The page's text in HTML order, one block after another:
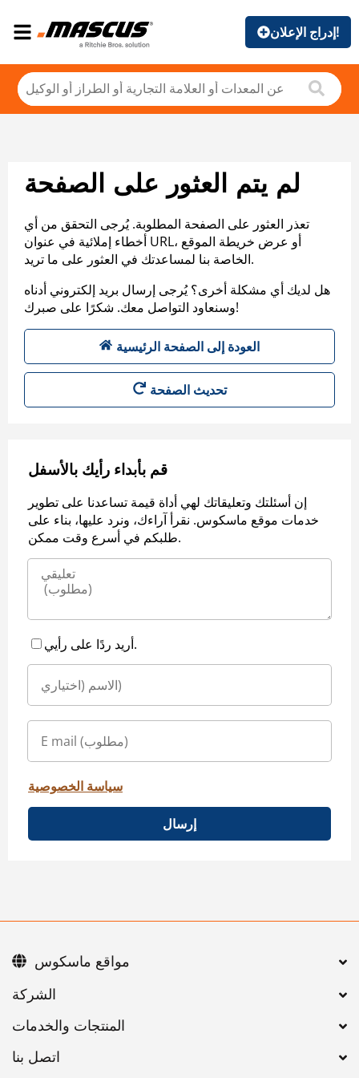
إدراج الإعلان!
لم يتم العثور على الصفحة
تعذر العثور على الصفحة المطلوبة. يُرجى التحقق من أي
أخطاء إملائية في عنوان URL، أو عرض خريطة الموقع
الخاصة بنا لمساعدتك في العثور على ما تريد.
هل لديك أي مشكلة أخرى؟ يُرجى إرسال بريد إلكتروني أدناه
وسنعاود التواصل معك. شكرًا على صبرك!
العودة إلى الصفحة الرئيسية
تحديث الصفحة
قم بأبداء رأيك بالأسفل
إن أسئلتك وتعليقاتك لهي أداة قيمة تساعدنا على تطوير
خدمات موقع ماسكوس. نقرأ آراءك، ونرد عليها، بناء على
طلبكم في أسرع وقت ممكن.
أريد ردًا على رأيي.
سياسة الخصوصية
إرسال
اتصل بنا
مواقع ماسكوس